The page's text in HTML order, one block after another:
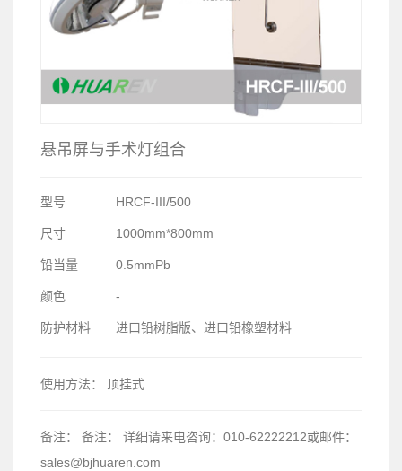
悬吊屏与手术灯组合
型号 HRCF-III/500
尺寸 1000mm*800mm
铅当量 0.5mmPb
颜色 -
防护材料 进口铅树脂版、进口铅橡塑材料
使用方法： 顶挂式
备注：
备注： 详细请来电咨询：010-62222212或邮件：
sales@bjhuaren.com